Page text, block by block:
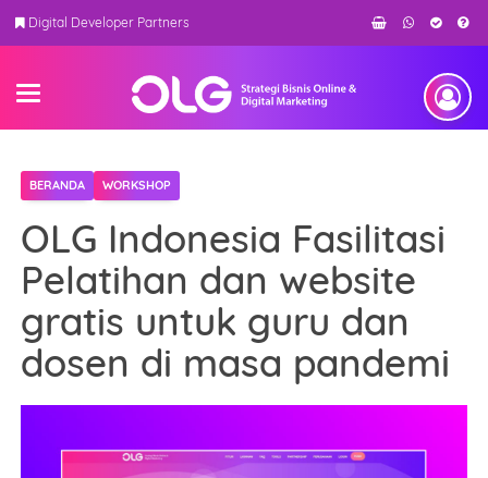
Digital Developer Partners
BERANDA WORKSHOP
OLG Indonesia Fasilitasi
Pelatihan dan website
gratis untuk guru dan
dosen di masa pandemi